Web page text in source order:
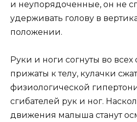
и неупорядоченные, он не
удерживать голову в
положении.
Руки и ноги согнуты во всех
прижаты к телу, кулачки
физиологической
сгибателей рук и ног.
движения малыша станут